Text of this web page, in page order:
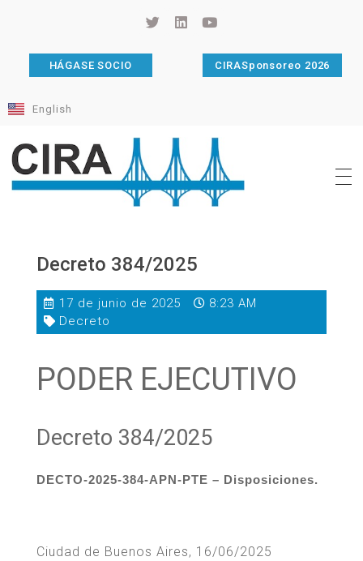
HÁGASE SOCIO CIRASponsoreo 2026
English
Decreto 384/2025
17 de junio de 2025
8:23 AM
Decreto
PODER EJECUTIVO
Decreto 384/2025
DECTO-2025-384-APN-PTE – Disposiciones.
Ciudad de Buenos Aires, 16/06/2025